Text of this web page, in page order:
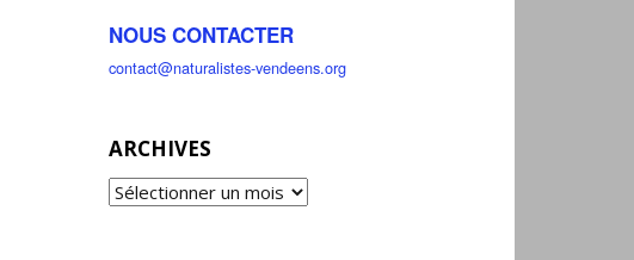
NOUS CONTACTER
contact@naturalistes-vendeens.org
ARCHIVES